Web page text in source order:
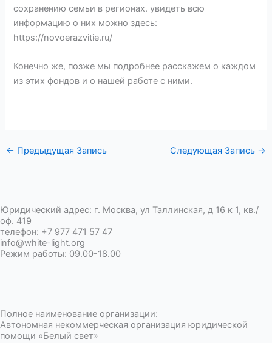
сохранению семьи в регионах. увидеть всю
информацию о них можно здесь:
https://novoerazvitie.ru/
Конечно же, позже мы подробнее расскажем о каждом
из этих фондов и о нашей работе с ними.
← Предыдущая Запись Следующая Запись →
Юридический адрес: г. Москва, ул Таллинская, д 16 к 1, кв./
оф. 419
телефон: +7 977 471 57 47
info@white-light.org
Режим работы: 09.00-18.00
e
l
k d
n
Полное наименование организации:
Автономная некоммерческая организация юридической
помощи «Белый свет»